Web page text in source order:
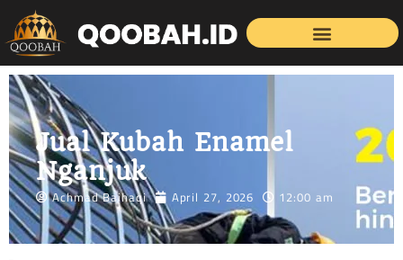
Jual Kubah Enamel
Nganjuk
Achmad Baihaqi April 27, 2026 12:00 am